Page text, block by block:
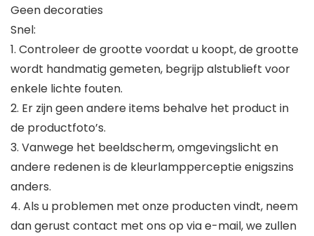
Geen decoraties
Snel:
1. Controleer de grootte voordat u koopt, de grootte
wordt handmatig gemeten, begrijp alstublieft voor
enkele lichte fouten.
2. Er zijn geen andere items behalve het product in
de productfoto’s.
3. Vanwege het beeldscherm, omgevingslicht en
andere redenen is de kleurlampperceptie enigszins
anders.
4. Als u problemen met onze producten vindt, neem
dan gerust contact met ons op via e-mail, we zullen